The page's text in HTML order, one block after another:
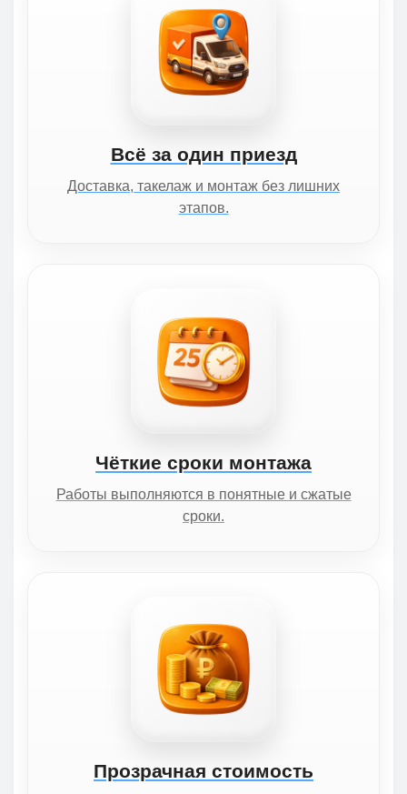
Всё за один приезд
Доставка, такелаж и монтаж без лишних
этапов.
Чёткие сроки монтажа
Работы выполняются в понятные и сжатые
сроки.
Прозрачная стоимость